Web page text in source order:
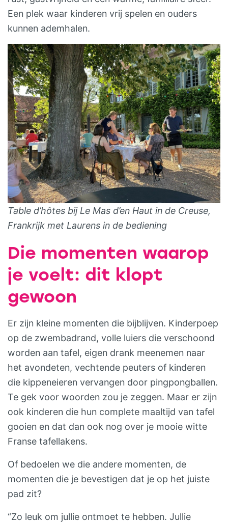
Een plek waar kinderen vrij spelen en ouders
kunnen ademhalen.
Table d’hôtes bij Le Mas d’en Haut in de Creuse,
Frankrijk met Laurens in de bediening
Die momenten waarop
je voelt: dit klopt
gewoon
Er zijn kleine momenten die bijblijven. Kinderpoep
op de zwembadrand, volle luiers die verschoond
worden aan tafel, eigen drank meenemen naar
het avondeten, vechtende peuters of kinderen
die kippeneieren vervangen door pingpongballen.
Te gek voor woorden zou je zeggen. Maar er zijn
ook kinderen die hun complete maaltijd van tafel
gooien en dat dan ook nog over je mooie witte
Franse tafellakens.
Of bedoelen we die andere momenten, de
momenten die je bevestigen dat je op het juiste
pad zit?
“Zo leuk om jullie ontmoet te hebben. Jullie